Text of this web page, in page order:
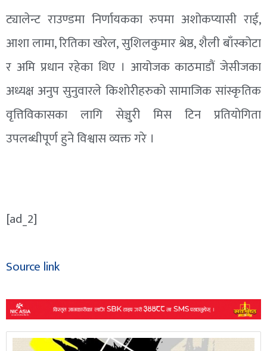
ट्यालेन्ट राउण्डमा निर्णायकका रुपमा अशोकप्यासी राई,
आशा लामा, रितिका खरेल, सुशिलकुमार श्रेष्ठ, शैली बाँस्कोटा
र अमि प्रधान रहेका थिए । आयोजक काठमाडौं जेसीजका
अध्यक्ष अनुप सुनुवारले किशोरीहरुको सामाजिक सांस्कृतिक
वृत्तिविकासका लागि सेञ्चुरी मिस टिन प्रतियोगिता
उपलब्धीपूर्ण हुने विश्वास व्यक्त गरे ।
[ad_2]
Source link